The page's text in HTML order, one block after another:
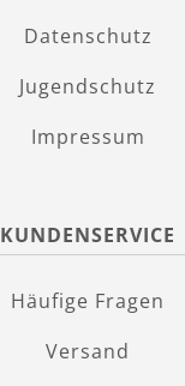
Datenschutz
Jugendschutz
Impressum
KUNDENSERVICE
Häufige Fragen
Versand